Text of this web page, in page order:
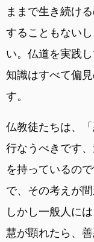
ままで生き続け
することもない
い。仏道を実践
知識はすべて偏
す。
仏教徒たちは、
行なうべきです
を持っているの
で、その考えが
しかし一般人に
慧が顕れたら、